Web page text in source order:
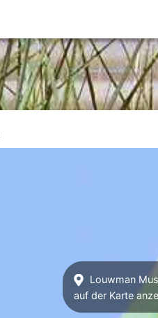
Louwman
auf der Karte